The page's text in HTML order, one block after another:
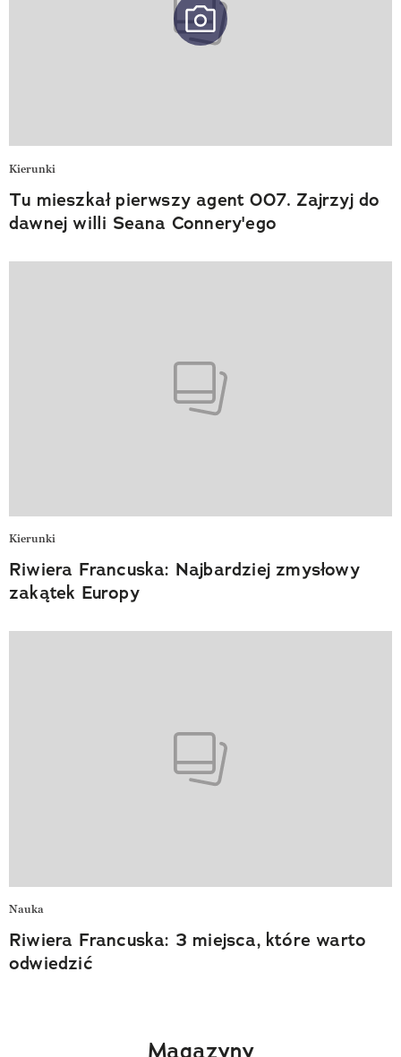
Kierunki
Tu mieszkał pierwszy agent 007. Zajrzyj do
dawnej willi Seana Connery'ego
Kierunki
Riwiera Francuska: Najbardziej zmysłowy
zakątek Europy
Nauka
Riwiera Francuska: 3 miejsca, które warto
odwiedzić
Magazyny